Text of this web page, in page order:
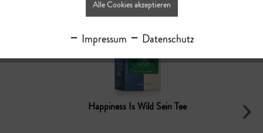
Happiness Is Wild Sein Tee
Alle Cookies akzeptieren
Impressum Datenschutz